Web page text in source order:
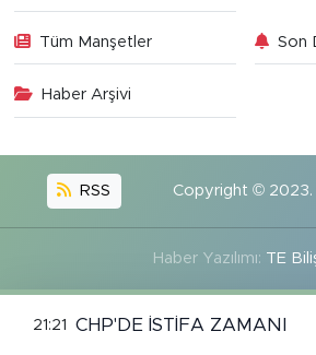
Tüm Manşetler Son
Haber Arşivi
RSS Copyright © 2023.
Haber Yazılımı: TE
21:21 CHP'DE İSTİFA ZAMANI